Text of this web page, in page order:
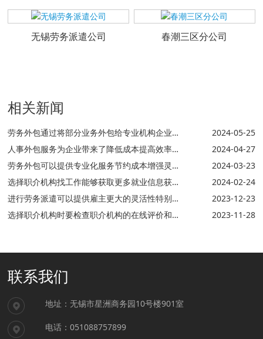
无锡劳务派遣公司 春潮三区分公司
相关新闻
劳务外包通过将部分业务外包给专业机构企业可以将部分风险转嫁给服务商降低自身承担的风险
2024-05-25
人事外包服务为企业带来了降低成本提高效率专注核心业务和提升员工满意度等多方面的优点
2024-04-27
劳务外包可以提供专业化服务节约成本增强灵活性集中精力核心业务和提高效率创新等
2024-03-23
选择职介机构找工作能够获取更多就业信息获得个性化服务提升职业竞争力并高效地找到合适的工作机会
2024-02-24
进行劳务派遣可以提供雇主更大的灵活性特别是在应对突发性或短期的工作需求时
2023-12-23
选择职介机构时要检查职介机构的在线评价和推荐例如询问朋友同事或行业内的联系人他们可能提供宝贵的建议
2023-11-28
联系我们
地址：无锡市星洲商务园10号楼901室
电话：051088757899